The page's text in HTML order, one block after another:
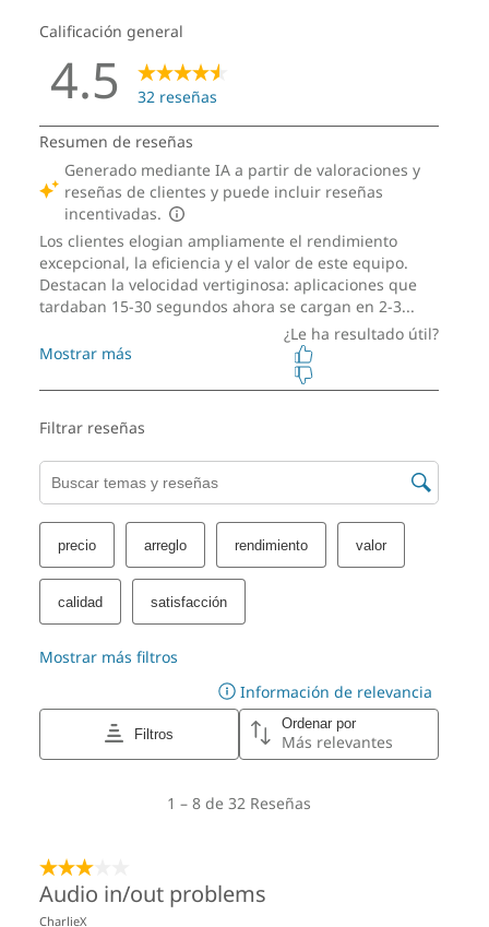
DISEÑO
Pantalla
Volumen
13.6 L
Dimensiones (Al x An x P)
346 mm x 146 mm x 296 mm / 13.62″ x 5.74″ x 11.65″
A partir de 5,7 kgs/12,56 lbs
Eclipse Black
Estos son posibles componentes y cualidades de este producto. Los
mismos no son de carácter contractual y varían según el modelo elegido y
SUSTENTABILIDAD
Material
(ABS) reciclado de contenido posconsumo (PCC) en el
65 % de contenido posindustria (PIC) y polietileno
30 % de plástico de origen oceánico (OBP) en la bolsa
Embalaje 100 % libre de plástico, caja de cartón con
certificación de Forest Stewardship Council